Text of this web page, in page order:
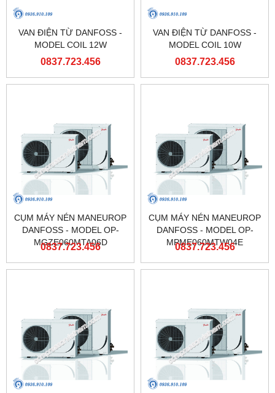
VAN ĐIỆN TỪ DANFOSS -
MODEL COIL 12W
0837.723.456
VAN ĐIỆN TỪ DANFOSS -
MODEL COIL 10W
0837.723.456
CỤM MÁY NÉN MANEUROP
DANFOSS - MODEL OP-
MGZE060MTA06D
0837.723.456
CỤM MÁY NÉN MANEUROP
DANFOSS - MODEL OP-
MPME060MTW04E
0837.723.456